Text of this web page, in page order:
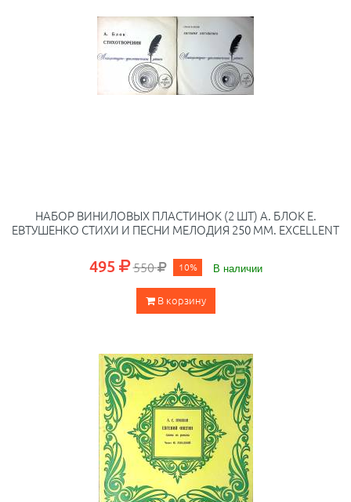
НАБОР ВИНИЛОВЫХ ПЛАСТИНОК (2 ШТ) А. БЛОК Е.
ЕВТУШЕНКО СТИХИ И ПЕСНИ МЕЛОДИЯ 250 ММ. EXCELLENT
495 550 10% В наличии
В корзину